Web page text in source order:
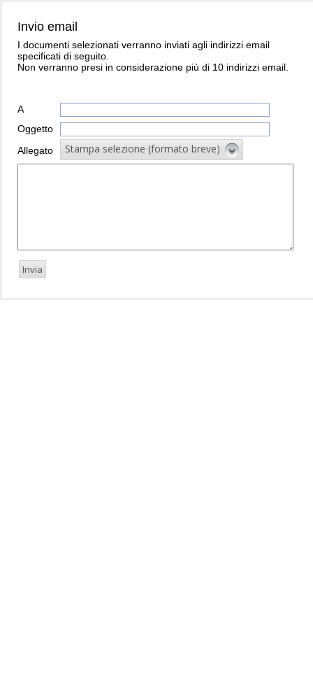
Invio email
I documenti selezionati verranno inviati agli indirizzi email
specificati di seguito.
Non verranno presi in considerazione più di 10 indirizzi email.
A
Oggetto
Allegato
Stampa selezione (formato breve)